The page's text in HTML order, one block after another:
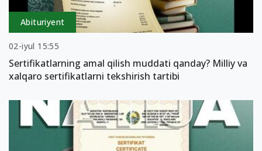
Abituriyent
02-iyul 15:55
Sertifikatlarning amal qilish muddati qanday? Milliy va
xalqaro sertifikatlarni tekshirish tartibi